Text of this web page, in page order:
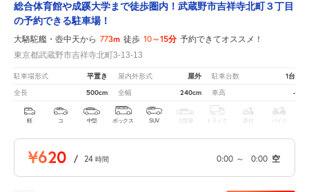
総合体育館や成蹊大学まで徒歩圏内！武蔵野市吉祥寺北町３丁目
の予約できる駐車場！
大駱駝艦・壺中天から 773m 徒歩 10～15分 予約できてオススメ！
東京都武蔵野市吉祥寺北町3-13-13
駐車場形式 平置き 屋内外形式 屋外 駐車台数 1台
全長 500cm 全幅 240cm 車高 -
軽 コ 中型 ボックス SUV 大型車 トラック 原付 バイク
¥620 / 24 時間 0:00 ～ 0:00 空